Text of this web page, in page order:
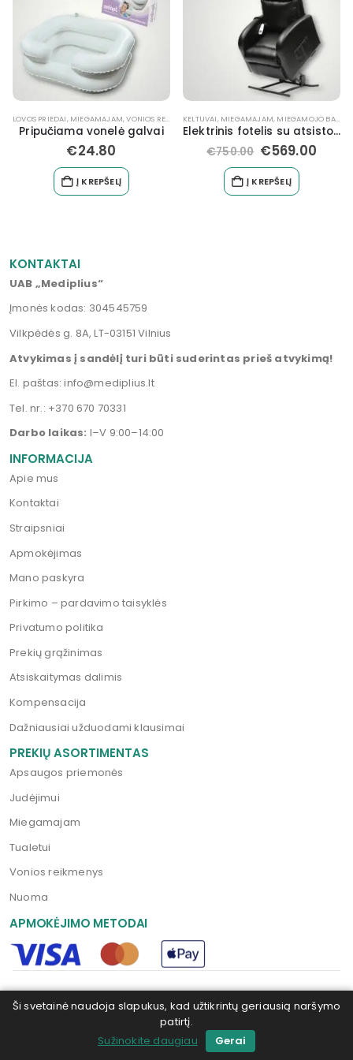
KELTUVAI ,MIEGAMAJAM,MIEGAMOJO BALDAI NEĮGALIESIEMS ,NEĮGALIŲJŲ REIKMENYS,
Elektrinis fotelis su atsistojimo funkcija
750.00 €569.00
Į KREPŠELĮ
MIEGAMAJAM,MASAŽINIAI KILIMĖLIAI, MASAŽO REIKMENYS
ECO masažo ir akupunktūros rinkinys
€159.99 €95.99
Į KREPŠELĮ
KONTAKTAI
UAB „Mediplius“
Įmonės kodas: 304545759
Vilkpėdės g. 8A, LT-03151 Vilnius
Atvykimas į sandėlį turi būti suderintas prieš atvykimą!
El. paštas:info@mediplius.lt
Tel. nr.: +370 670 70331
Darbo laikas: I–V 9:00–14:00
INFORMACIJA
Apie mus
Kontaktai
Straipsniai
Apmokėjimas
Mano paskyra
Pirkimo – pardavimo taisyklės
Privatumo politika
Prekių grąžinimas
Atsiskaitymas dalimis
Kompensacija
Dažniausiai užduodami klausimai
PREKIŲ ASORTIMENTAS
Apsaugos priemonės
Judėjimui
Miegamajam
Tualetui
Vonios reikmenys
Nuoma
APMOKĖJIMO METODAI
Mediplius.lt © 2026. Visos teisės saugomos | Sprendimas:
KRCX.LT
Ši svetainė naudoja slapukus, kad užtikrintų geriausią naršymo
patirtį.
Sužinokite daugiau
Gerai